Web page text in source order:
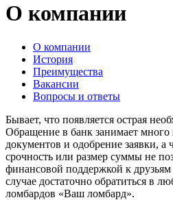
О компании
О компании
История
Преимущества
Вакансии
Вопросы и ответы
Бывает, что появляется острая
Обращение в банк занимает много
документов и одобрение заявки, а
срочность или размер суммы не
финансовой поддержкой к
случае достаточно обратиться в
ломбардов «Ваш ломбард».